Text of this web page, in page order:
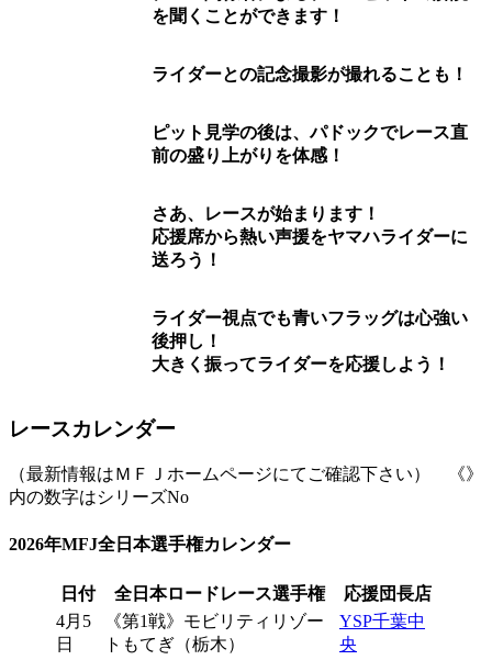
を聞くことができます！
ライダーとの記念撮影が撮れることも！
ピット見学の後は、パドックでレース直
前の盛り上がりを体感！
さあ、レースが始まります！
応援席から熱い声援をヤマハライダーに
送ろう！
ライダー視点でも青いフラッグは心強い
後押し！
大きく振ってライダーを応援しよう！
レースカレンダー
（最新情報はＭＦＪホームページにてご確認下さい） 《》
内の数字はシリーズNo
2026年MFJ全日本選手権カレンダー
日付 全日本ロードレース選手権
応援団長店
4月5
日
《第1戦》モビリティリゾー
トもてぎ（栃木）
YSP千葉中
央